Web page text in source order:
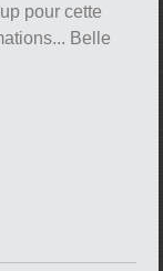
pour cette
Belle